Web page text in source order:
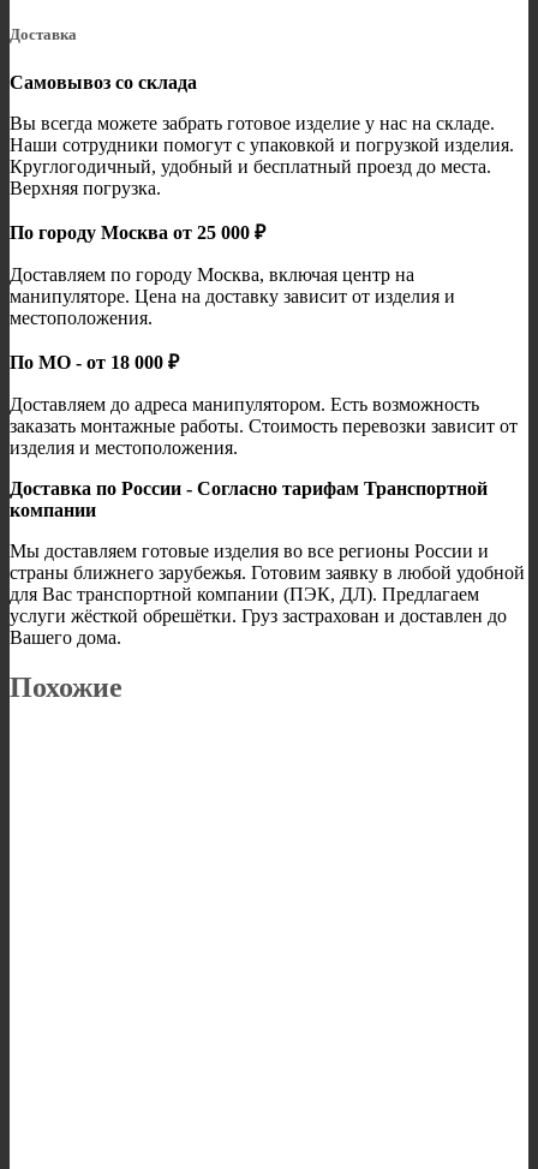
Доставка
Самовывоз со склада
Вы всегда можете забрать готовое изделие у нас на складе.
Наши сотрудники помогут с упаковкой и погрузкой изделия.
Круглогодичный, удобный и бесплатный проезд до места.
Верхняя погрузка.
По городу Москва от 25 000 ₽
Доставляем по городу Москва, включая центр на
манипуляторе. Цена на доставку зависит от изделия и
местоположения.
По МО - от 18 000 ₽
Доставляем до адреса манипулятором. Есть возможность
заказать монтажные работы. Стоимость перевозки зависит от
изделия и местоположения.
Доставка по России - Согласно тарифам Транспортной
компании
Мы доставляем готовые изделия во все регионы России и
страны ближнего зарубежья. Готовим заявку в любой удобной
для Вас транспортной компании (ПЭК, ДЛ). Предлагаем
услуги жёсткой обрешётки. Груз застрахован и доставлен до
Вашего дома.
Похожие